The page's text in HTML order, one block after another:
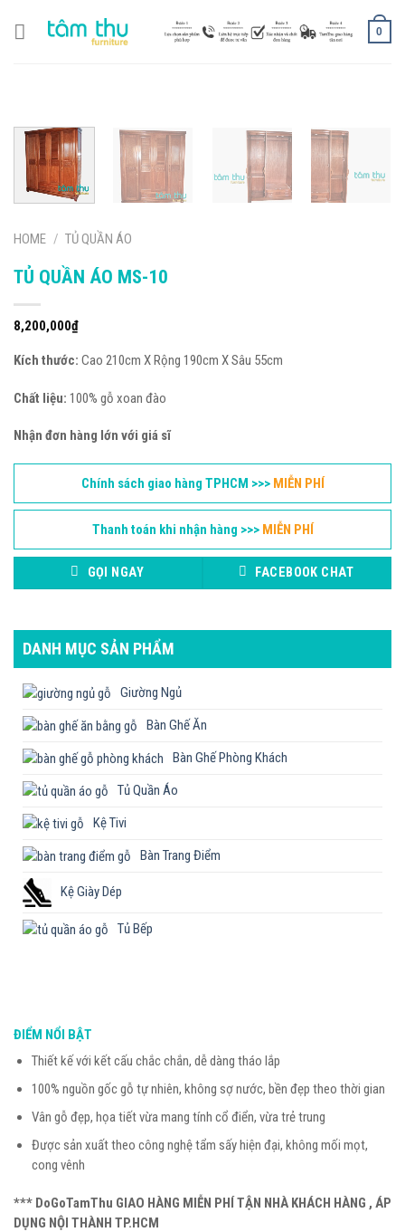
0
HOME / TỦ QUẦN ÁO
TỦ QUẦN ÁO MS-10
8,200,000₫
Kích thước: Cao 210cm X Rộng 190cm X Sâu 55cm
Chất liệu: 100% gỗ xoan đào
Nhận đơn hàng lớn với giá sĩ
Chính sách giao hàng TPHCM >>> MIỄN PHÍ
Thanh toán khi nhận hàng >>> MIỄN PHÍ
GỌI NGAY FACEBOOK CHAT
DANH MỤC SẢN PHẨM
Giường Ngủ
Bàn Ghế Ăn
Bàn Ghế Phòng Khách
Tủ Quần Áo
Kệ Tivi
Bàn Trang Điểm
Kệ Giày Dép
Tủ Bếp
ĐIỂM NỔI BẬT
Thiết kế với kết cấu chắc chắn, dễ dàng tháo lắp
100% nguồn gốc gỗ tự nhiên, không sợ nước, bền đẹp theo thời gian
Vân gỗ đẹp, họa tiết vừa mang tính cổ điển, vừa trẻ trung
Được sản xuất theo công nghệ tẩm sấy hiện đại, không mối mọt,
cong vênh
*** DoGoTamThu GIAO HÀNG MIỄN PHÍ TẬN NHÀ KHÁCH HÀNG , ÁP
DỤNG NỘI THÀNH TP.HCM